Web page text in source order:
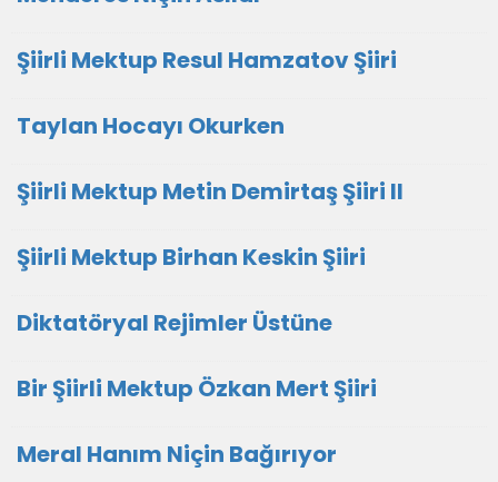
Şiirli Mektup Resul Hamzatov Şiiri
Taylan Hocayı Okurken
Şiirli Mektup Metin Demirtaş Şiiri II
Şiirli Mektup Birhan Keskin Şiiri
Diktatöryal Rejimler Üstüne
Bir Şiirli Mektup Özkan Mert Şiiri
Meral Hanım Niçin Bağırıyor